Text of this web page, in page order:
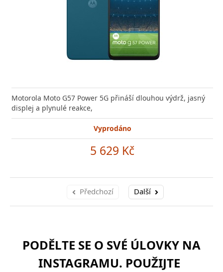
Motorola Moto G57 Power 5G přináší dlouhou výdrž, jasný
displej a plynulé reakce,
Vyprodáno
5 629 Kč
Předchozí Další
PODĚLTE SE O SVÉ ÚLOVKY NA
INSTAGRAMU. POUŽIJTE